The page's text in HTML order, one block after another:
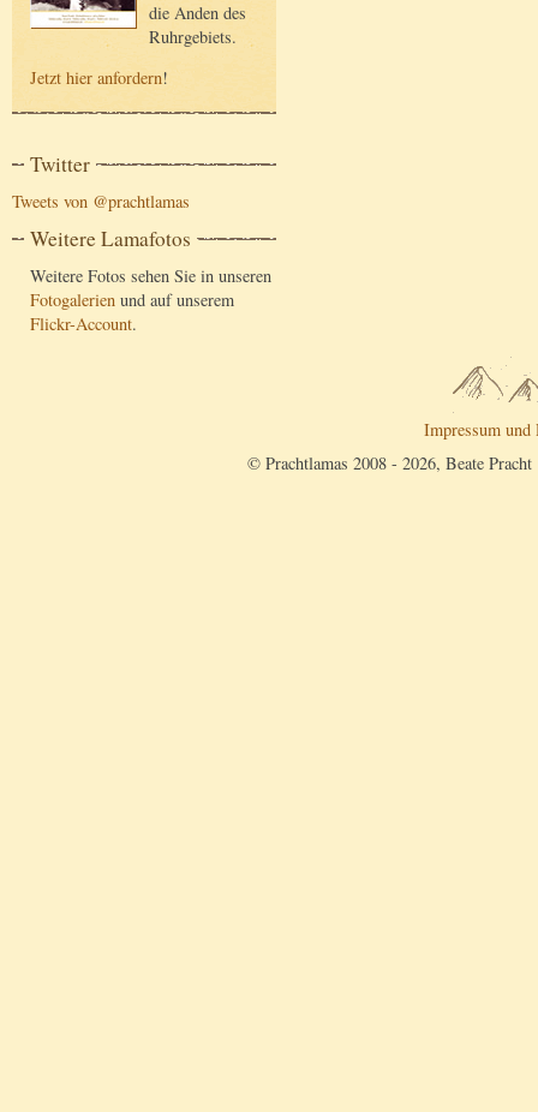
die Anden des
Ruhrgebiets.
Jetzt hier anfordern!
Twitter
Tweets von @prachtlamas
Weitere Lamafotos
Weitere Fotos sehen Sie in unseren
Fotogalerien und auf unserem
Flickr-Account.
Impressum und
© Prachtlamas 2008 - 2026, Beate Pracht